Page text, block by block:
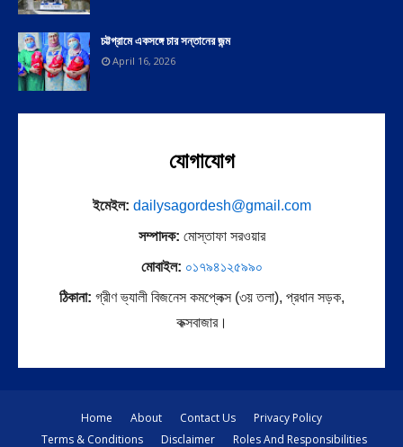
চট্টগ্রামে একসঙ্গে চার সন্তানের জন্ম
April 16, 2026
যোগাযোগ
ইমেইল: dailysagordesh@gmail.com
সম্পাদক: মোস্তাফা সরওয়ার
মোবাইল: ০১৭৯৪১২৫৯৯০
ঠিকানা: গ্রীণ ভ্যালী বিজনেস কমপ্লেক্স (৩য় তলা), প্রধান সড়ক,
কক্সবাজার।
Home About Contact Us
Privacy Policy
Terms & Conditions
Disclaimer Roles And Responsibilities